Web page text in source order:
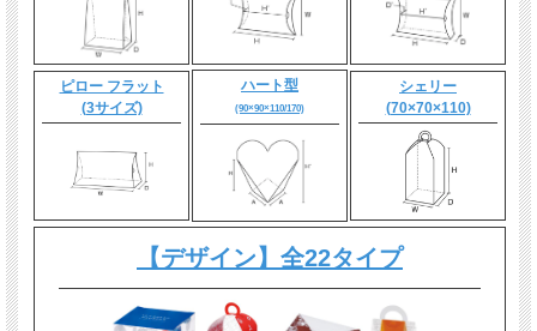
ピロー フラット
(3サイズ)
ハート型
(90×90×110/170)
シェリー
(70×70×110)
【デザイン】全22タイプ